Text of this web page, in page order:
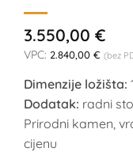
3.550,00 €
VPC: 2.840,00 € (bez
Dimenzije ložišta:
Dodatak: radni
Prirodni kamen,
cijenu